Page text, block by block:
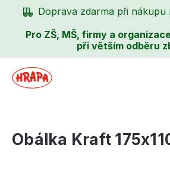
Doprava zdarma při nákupu
Pro ZŠ, MŠ, firmy a
při větším odběru
Obálka Kraft